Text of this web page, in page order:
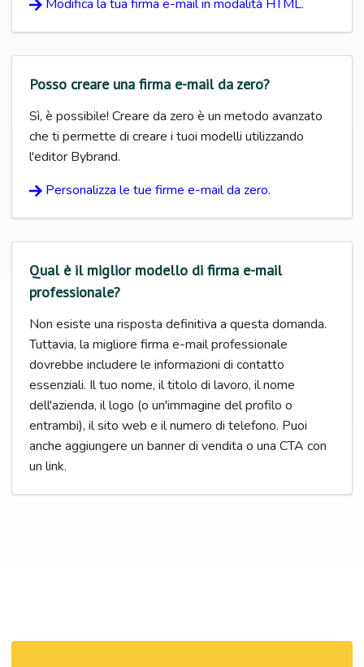
Modifica la tua firma e-mail in modalità HTML.
Posso creare una firma e-mail da zero?
Sì, è possibile! Creare da zero è un metodo avanzato
che ti permette di creare i tuoi modelli utilizzando
l'editor Bybrand.
Personalizza le tue firme e-mail da zero.
Qual è il miglior modello di firma e-mail
professionale?
Non esiste una risposta definitiva a questa domanda.
Tuttavia, la migliore firma e-mail professionale
dovrebbe includere le informazioni di contatto
essenziali. Il tuo nome, il titolo di lavoro, il nome
dell'azienda, il logo (o un'immagine del profilo o
entrambi), il sito web e il numero di telefono. Puoi
anche aggiungere un banner di vendita o una CTA con
un link.